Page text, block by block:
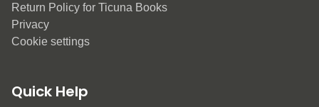
Return Policy for Ticuna Books
Privacy
Cookie settings
Quick Help